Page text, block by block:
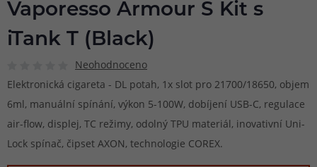
Vaporesso Armour S Kit s
iTank T (Black)
Neohodnoceno
Elektronická cigareta - DL potah, 1x slot pro 21700/18650, objem
6ml, manuální spínání, výkon 5-100W, dobíjení USB-C, regulace
air-flow, displej, TC režimy, odolný TPU materiál, inovativní Uni-
Lock spínač, čipset AXON, technologie COREX.